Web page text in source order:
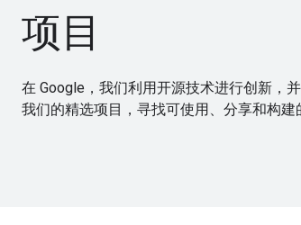
项目
在 Google，我们利用开源技术进行创新，
我们的精选项目，寻找可使用、分享和构建